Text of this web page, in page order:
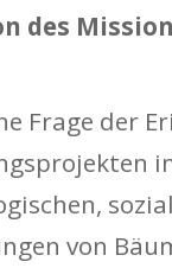
des
Frage der
von